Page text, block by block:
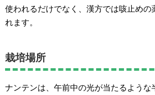
使われるだけでなく、漢方では咳止めの
れます。
栽培場所
ナンテンは、午前中の光が当たるような